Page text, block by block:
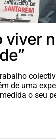
viver
de uma
o seu